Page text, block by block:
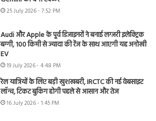
25 July 2026 - 7:52 PM
Audi और Apple के पूर्व डिजाइनरों ने बनाई लग्जरी इलेक्ट्रिक
बग्गी, 100 किमी से ज्यादा की रेंज के साथ आएगी यह अनोखी
EV
19 July 2026 - 4:48 PM
रेल यात्रियों के लिए बड़ी खुशखबरी, IRCTC की नई वेबसाइट
लॉन्च, टिकट बुकिंग होगी पहले से आसान और तेज
16 July 2026 - 1:45 PM